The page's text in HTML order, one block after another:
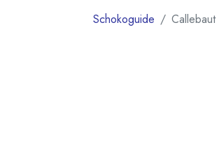
Schokoguide Callebaut